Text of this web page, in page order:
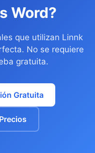
Word?
que utilizan Linnk
No se requiere
gratuita.
Gratuita